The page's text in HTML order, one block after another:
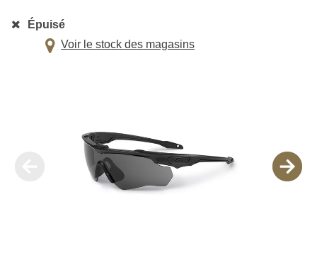
Épuisé
Voir le stock des magasins